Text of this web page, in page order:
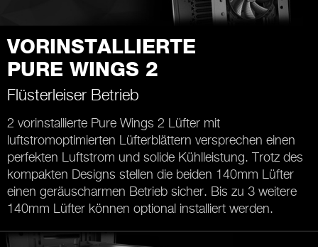
VORINSTALLIERTE
PURE WINGS 2
Flüsterleiser Betrieb
2 vorinstallierte Pure Wings 2 Lüfter mit
luftstromoptimierten Lüfterblättern versprechen einen
perfekten Luftstrom und solide Kühlleistung. Trotz des
kompakten Designs stellen die beiden 140mm Lüfter
einen geräuscharmen Betrieb sicher. Bis zu 3 weitere
140mm Lüfter können optional installiert werden.